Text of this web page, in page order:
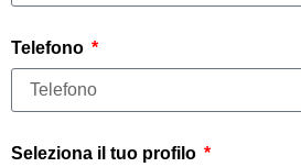
Telefono
Seleziona il tuo profilo